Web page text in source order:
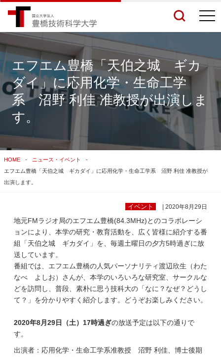
検索結果をもっと見る
関連サイトすべてを検索する
エフエム豊橋「天伯之城 ギカ
ダイ」に応用化学・生命工学
系 沼野 利佳 准教授が出演しま
す。
HOME
ニュース・イベント
エフエム豊橋「天伯之城 ギカダイ」に応用化学・生命工学系 沼野 利佳 准教授が
出演します。
イベント | 2020年8月29日
地元FMラジオ局のエフエム豊橋(84.3MHz)とのコラボレーシ
ョンにより、本学の研究・教育活動を、広く皆様に紹介する番
組「天伯之城 ギカダイ」を、毎週土曜日の夕方5時過ぎに放
送しています。
番組では、エフエム豊橋の人気パーソナリティ渡辺欣生（わた
なべ よしお）さんが、本学のいろいろな研究室、サークルな
どを訪問し、普段、素朴に思う技科大の「なに？なぜ？どうし
て？」を分かりやすく紹介します。どうぞお楽しみください。
2020年8月29日（土） 17時過ぎの放送予定は以下の通りで
す。
出演者：応用化学・生命工学系准教授 沼野 利佳、博士後期